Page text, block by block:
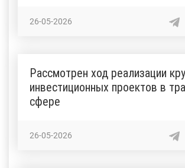
26-05-2026
Рассмотрен ход реализации
инвестиционных проектов в
сфере
26-05-2026